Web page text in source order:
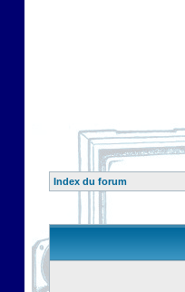
Index du forum